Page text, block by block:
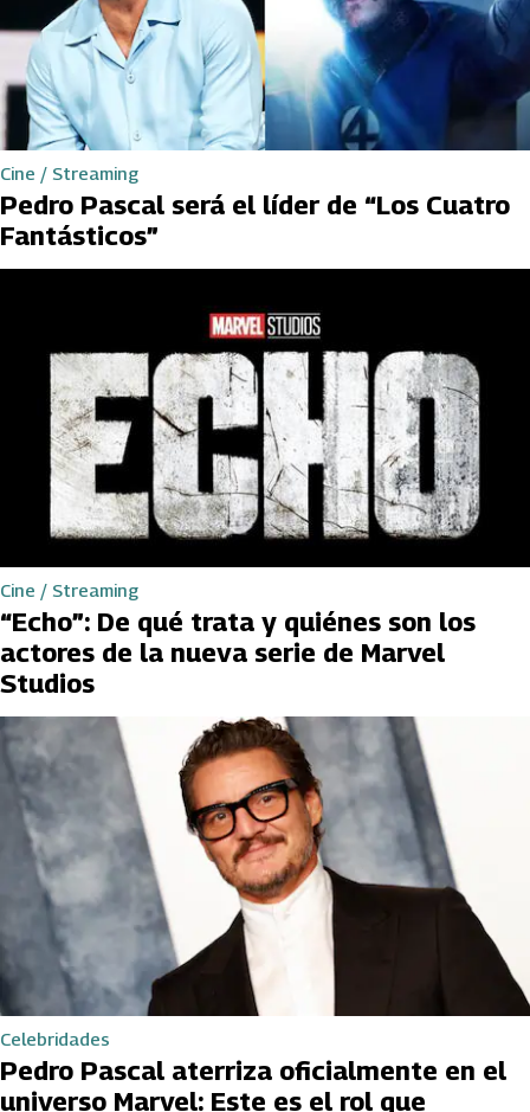
Cine / Streaming
Pedro Pascal será el líder de “Los Cuatro
Fantásticos”
Cine / Streaming
“Echo”: De qué trata y quiénes son los
actores de la nueva serie de Marvel
Studios
Celebridades
Pedro Pascal aterriza oficialmente en el
universo Marvel: Este es el rol que